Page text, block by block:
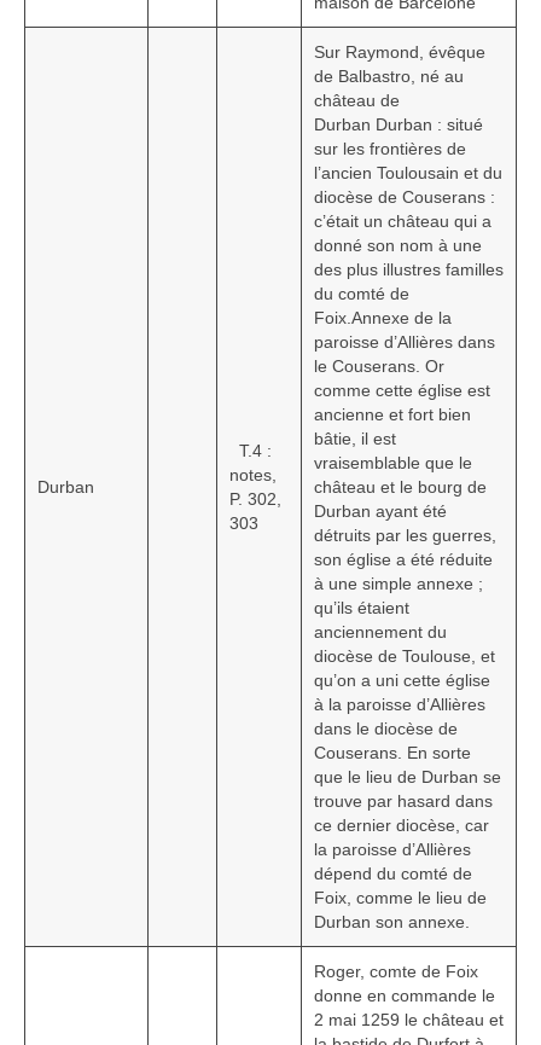
Durban
T.4 :
notes,
P. 302,
303
Sur Raymond, évêque
de Balbastro, né au
château de
Durban Durban : situé
sur les frontières de
l’ancien Toulousain et du
diocèse de Couserans :
c’était un château qui a
donné son nom à une
des plus illustres familles
du comté de
Foix.Annexe de la
paroisse d’Allières dans
le Couserans. Or
comme cette église est
ancienne et fort bien
bâtie, il est
vraisemblable que le
château et le bourg de
Durban ayant été
détruits par les guerres,
son église a été réduite
à une simple annexe ;
qu’ils étaient
anciennement du
diocèse de Toulouse, et
qu’on a uni cette église
à la paroisse d’Allières
dans le diocèse de
Couserans. En sorte
que le lieu de Durban se
trouve par hasard dans
ce dernier diocèse, car
la paroisse d’Allières
dépend du comté de
Foix, comme le lieu de
Durban son annexe.
Roger, comte de Foix
donne en commande le
2 mai 1259 le château et